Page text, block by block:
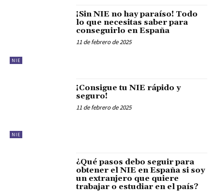
NIE
¡Sin NIE no hay paraíso! Todo
lo que necesitas saber para
conseguirlo en España
11 de febrero de 2025
NIE
¡Consigue tu NIE rápido y
seguro!
11 de febrero de 2025
¿Qué pasos debo seguir para
obtener el NIE en España si soy
un extranjero que quiere
trabajar o estudiar en el país?